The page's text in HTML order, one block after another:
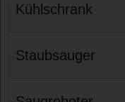
Kühlschrank
Staubsauger